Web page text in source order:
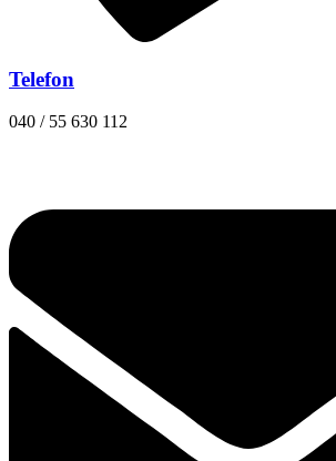
Telefon
040 / 55 630 112